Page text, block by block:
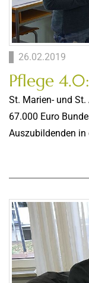
26.02.2019
Pflege
St. Marien- und
67.000 Euro
Auszubildenden in